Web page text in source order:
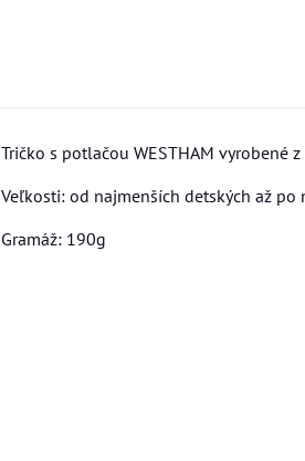
Tričko s potlačou WESTHAM vyrobené
Veľkosti: od najmenších detských až po
Gramáž: 190g